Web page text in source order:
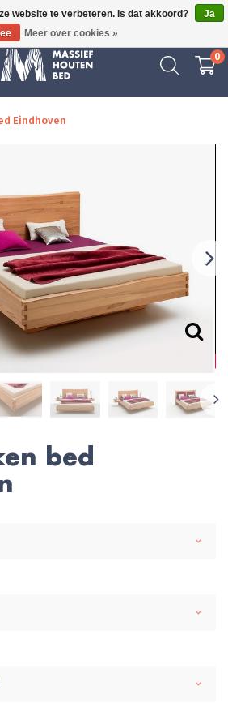
GRATIS BEZORGD
0
Eindhoven
bed
website te verbeteren. Is dat akkoord?
Ja
Meer over cookies »